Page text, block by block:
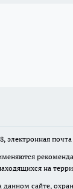
электронная
на
сайте,